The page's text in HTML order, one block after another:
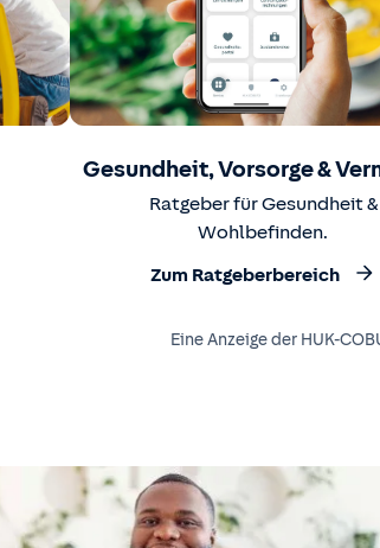
Gesundheit, Vorsorge &
Ratgeber für Gesundheit &
Wohlbefinden.
Zum Ratgeberbereich
Eine Anzeige der HUK-